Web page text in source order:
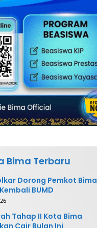
Bima Terbaru
Dorong Pemkot Bima
BUMD
Tahap II Kota Bima
Cair Bulan Ini